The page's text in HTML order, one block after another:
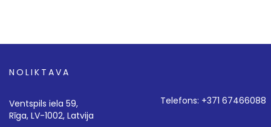
NOLIKTAVA
Ventspils iela 59,
Rīga, LV-1002, Latvija
Telefons: +371 67466088